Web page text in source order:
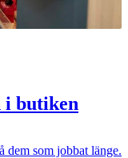
butiken
dem som jobbat länge.